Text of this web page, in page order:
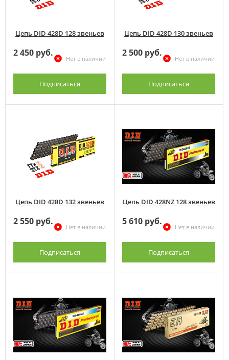
Цепь DID 428D 128 звеньев
2 450 руб.
Нет в наличии
Подписаться
Цепь DID 428D 130 звеньев
2 500 руб.
Нет в наличии
Подписаться
Цепь DID 428D 132 звеньев
2 550 руб.
Нет в наличии
Подписаться
Цепь DID 428NZ 128 звеньев
5 610 руб.
Нет в наличии
Подписаться